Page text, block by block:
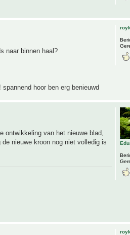
naar binnen haal?
hoor ben erg benieuwd
ontwikkeling van het nieuwe blad,
nieuwe kroon nog niet volledig is